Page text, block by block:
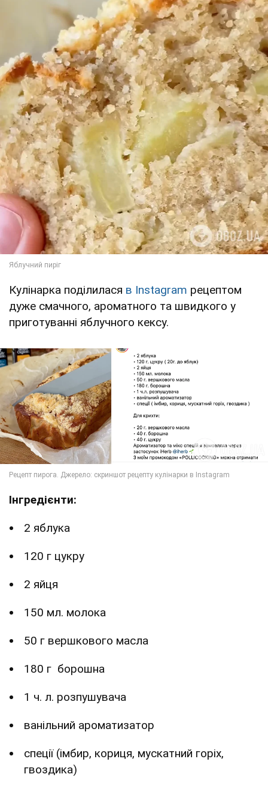
Кулінарка поділилася в Instagram рецептом
дуже смачного, ароматного та швидкого у
приготуванні яблучного кексу.
Інгредієнти:
2 яблука
120 г цукру
2 яйця
150 мл. молока
50 г вершкового масла
180 г борошна
1 ч. л. розпушувача
ванільний ароматизатор
спеції (імбир, кориця, мускатний горіх,
гвоздика)